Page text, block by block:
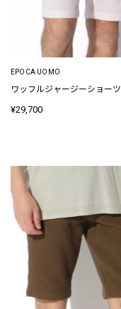
EPOCA UOMO
ワッフルジャージーショーツ
¥29,700